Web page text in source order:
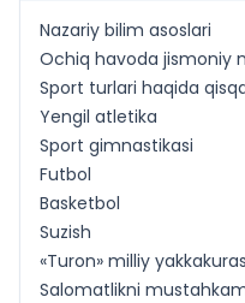
Nazariy bilim asoslari
Ochiq havoda jismoniy
Sport turlari haqida
Yengil atletika
Sport gimnastikasi
Futbol
Basketbol
Suzish
«Turon» milliy
Salomatlikni